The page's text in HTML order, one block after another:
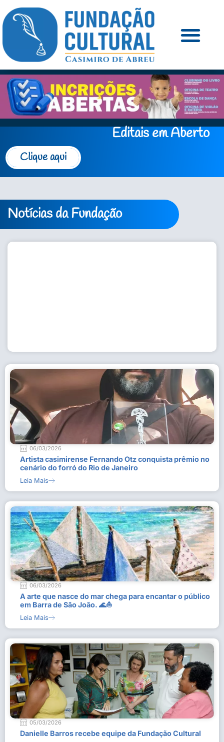
Editais em Aberto
Clique aqui
Notícias da Fundação
06/03/2026
Artista casimirense Fernando Otz conquista prêmio no
cenário do forró do Rio de Janeiro
Leia Mais
06/03/2026
A arte que nasce do mar chega para encantar o público
em Barra de São João. 🌊⛵
Leia Mais
05/03/2026
Danielle Barros recebe equipe da Fundação Cultural